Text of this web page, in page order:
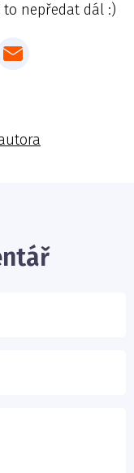
to nepředat dál :)